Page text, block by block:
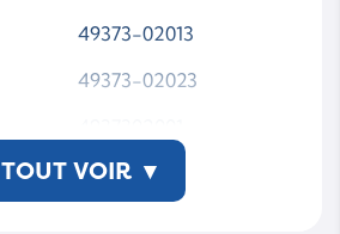
49373-02013
49373-02023
4937302003
TOUT VOIR ▾